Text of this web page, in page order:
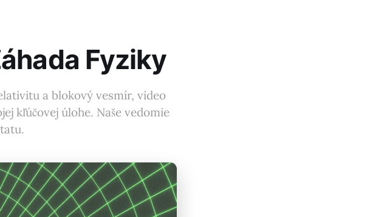
Fyziky
a blokový vesmír, video
kľúčovej úlohe. Naše vedomie